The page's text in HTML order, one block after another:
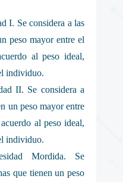
I. Se considera a las
peso mayor entre el
al peso ideal,
individuo.
II. Se considera a
un peso mayor entre
al peso ideal,
individuo.
Mordida. Se
que tienen un peso